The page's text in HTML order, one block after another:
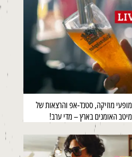
מופעי מוזיקה, סטנד-אפ והרצאות של
מיטב האומנים בארץ – מדי ערב!